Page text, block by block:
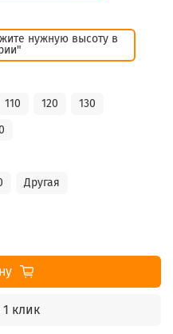
нужную высоту в
110 120
130
Другая
1 клик